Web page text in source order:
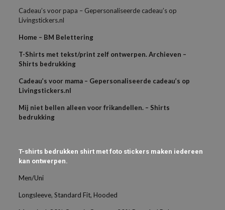
Cadeau’s voor papa – Gepersonaliseerde cadeau’s op
Livingstickers.nl
Home – BM Belettering
T-Shirts met tekst/print zelf ontwerpen. Archieven –
Shirts bedrukking
Cadeau’s voor mama – Gepersonaliseerde cadeau’s op
Livingstickers.nl
Mij niet bellen alleen voor frikandellen. – Shirts
bedrukking
T-shirts bedrukken shirt met foto stickers maken iedereen
kan ontwerpen.
Men/Uni
Longsleeve, Standard Fit, Hooded